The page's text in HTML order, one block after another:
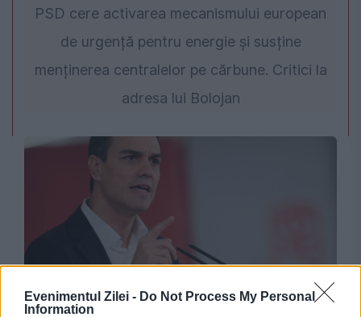
Evenimentul Zilei - Do Not Process My Personal
Information
PSD cere activarea mecanismului european
de urgență pentru energie și susține
menținerea centralelor pe cărbune. Critici la
adresa lui Bolojan
INTERNATIONAL